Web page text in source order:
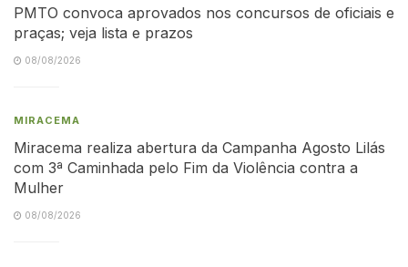
PMTO convoca aprovados nos concursos de oficiais e
praças; veja lista e prazos
08/08/2026
MIRACEMA
Miracema realiza abertura da Campanha Agosto Lilás
com 3ª Caminhada pelo Fim da Violência contra a
Mulher
08/08/2026